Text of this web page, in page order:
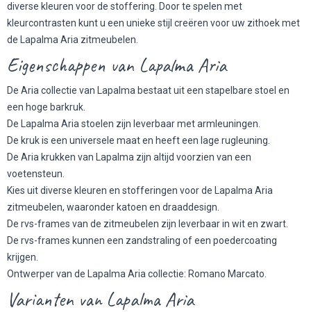
diverse kleuren voor de stoffering. Door te spelen met
kleurcontrasten kunt u een unieke stijl creëren voor uw zithoek met
de Lapalma Aria zitmeubelen.
Eigenschappen van Lapalma Aria
De Aria collectie van Lapalma bestaat uit een stapelbare stoel en
een hoge barkruk.
De Lapalma Aria stoelen zijn leverbaar met armleuningen.
De kruk is een universele maat en heeft een lage rugleuning.
De Aria krukken van Lapalma zijn altijd voorzien van een
voetensteun.
Kies uit diverse kleuren en stofferingen voor de Lapalma Aria
zitmeubelen, waaronder katoen en draaddesign.
De rvs-frames van de zitmeubelen zijn leverbaar in wit en zwart.
De rvs-frames kunnen een zandstraling of een poedercoating
krijgen.
Ontwerper van de Lapalma Aria collectie: Romano Marcato.
Varianten van Lapalma Aria